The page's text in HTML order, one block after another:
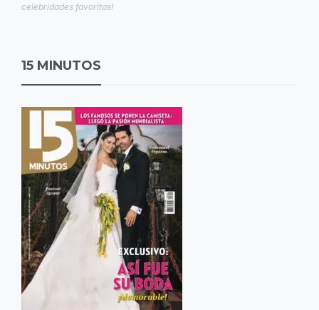
celebridades favoritas!
15 MINUTOS